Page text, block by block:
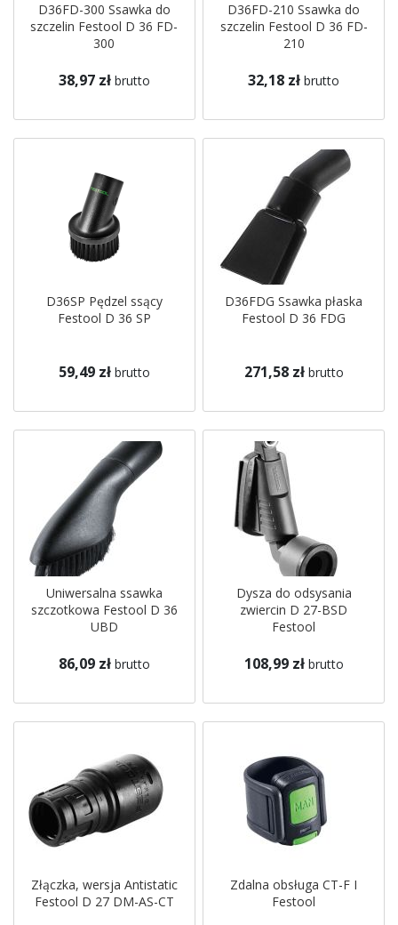
D36FD-300 Ssawka do
szczelin Festool D 36 FD-
300
38,97 zł brutto
D36FD-210 Ssawka do
szczelin Festool D 36 FD-
210
32,18 zł brutto
D36SP Pędzel ssący
Festool D 36 SP
59,49 zł brutto
D36FDG Ssawka płaska
Festool D 36 FDG
271,58 zł brutto
Uniwersalna ssawka
szczotkowa Festool D 36
UBD
86,09 zł brutto
Dysza do odsysania
zwiercin D 27-BSD
Festool
108,99 zł brutto
Złączka, wersja Antistatic
Festool D 27 DM-AS-CT
Zdalna obsługa CT-F I
Festool